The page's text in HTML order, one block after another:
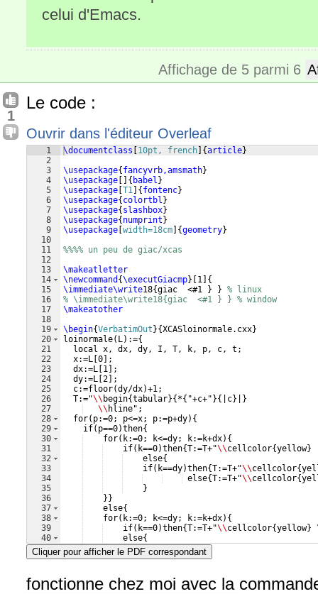
celui d'Emacs.
Affichage de 5 parmi 6
1
Le code :
Ouvrir dans l'éditeur Overleaf
1
2
3
4
5
6
7
8
9
10
11
12
13
14
15
16
17
18
19
20
21
22
23
24
25
26
27
28
29
30
31
32
33
34
35
36
37
38
39
40
41
\documentclass 10pt, french {article}
\usepackage{ fancyvrb,amsmath}
\usepackage
{ babel }
\usepackage T1 { fontenc}
\usepackage{ colortbl }
\usepackage{ slashbox}
\usepackage{ numprint }
\usepackage width=18cm {geometry}
%%%% un peu de giac/xcas
\makeatletter
\newcommand {\executGiacmp} 1 {
\immediate\write18{giac  <#1 } } % linux
% \immediate\write18{giac  <#1 } } % window
\makeatother
\begin{VerbatimOut }{XCASloinormale.cxx}
loinormale( L) :={
  local x, dx, dy, I, T, k, p, c, t;
  x:=L
0
;
  dx:=L
1
;
  dy:=L
2
;
  c:=floor
(dy/dx)+1;
  T:="
\\ begin{tabular}{ *{ "+c+" }{ |c}
}
\\ hline";
  for
( p:=0; p<=x; p:=p+dy) {
    if
( p==0)then{
    for
( k:=0; k<=dy; k:=k+dx) {
    if
( k==0)then{T:=T+"\\cellcolor{yellow}
    else
{
    if
( k==dy)then{T:=T+"\\cellcolor{
else{T:=T+"\\cellcolor{
}
}}
    else
{
    for
( k:=0; k<=dy; k:=k+dx) {
    if
( k==0)then{T:=T+"\\cellcolor{yellow}
    else
{
    I:=evalf
(integrate
Cliquer pour afficher le PDF correspondant
fonctionne chez moi avec la